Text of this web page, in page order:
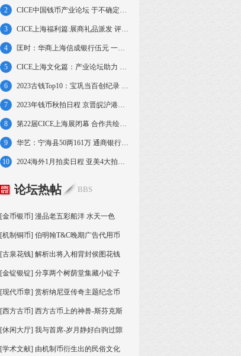
2 CICE中国钱币产业论坛 于不确定中知行合一
3 CICE上海福利篇:展商礼品派发 评级优惠放送
4 匡时：华商上海信成银行伍元 一版蓝火车大桥
5 CICE上海文化篇：产业论坛助力 新章新书亮相
6 2023古钱Top10：宝巩当百创纪录 雕母占6席
7 2023年钱币秋拍日程 京晋皖沪港苏浙大拍连台
8 第22届CICE上海展闭幕 合作共绘业界新图景
9 华艺：宁海县50两161万 通商银行赏金牌52万
10 2024海外1月拍卖日程 亚美4大拍卖即将来袭
论坛热帖 BBS
[金币银币] 漫品老五彩船洋 水天一色
[机制铜币] 伯明翰T&C晚期广告代用币
[古泉花钱] 解析出将入相背封侯图花钱
[金锭银锭] 分享两个树荫堂集藏小锭子
[现代币章] 赏析纳尼亚传奇主题纪念币
[西方古币] 西方古币上的神兽-斯芬克斯
[休闲大厅] 我与首席-岁月静好白驹过隙
[学术文献] 由机制币衍生出的民俗文化